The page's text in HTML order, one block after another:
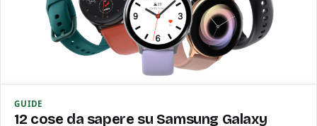
GUIDE
12 cose da sapere su Samsung Galaxy